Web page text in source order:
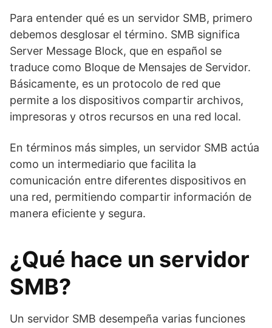
Para entender qué es un servidor SMB, primero
debemos desglosar el término. SMB significa
Server Message Block, que en español se
traduce como Bloque de Mensajes de Servidor.
Básicamente, es un protocolo de red que
permite a los dispositivos compartir archivos,
impresoras y otros recursos en una red local.
En términos más simples, un servidor SMB actúa
como un intermediario que facilita la
comunicación entre diferentes dispositivos en
una red, permitiendo compartir información de
manera eficiente y segura.
¿Qué hace un servidor
SMB?
Un servidor SMB desempeña varias funciones